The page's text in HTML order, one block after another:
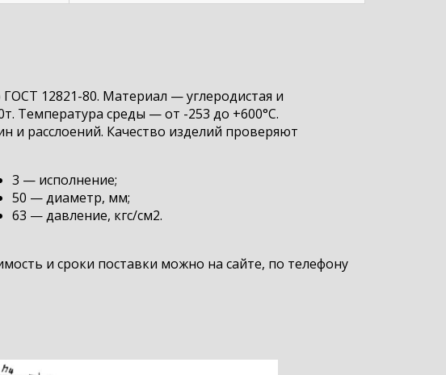
12821-80. Материал — углеродистая и
Температура среды — от -253 до +600°С.
и расслоений. Качество изделий проверяют
3 — исполнение;
50 — диаметр, мм;
63 — давление, кгс/см2.
и сроки поставки можно на сайте, по телефону